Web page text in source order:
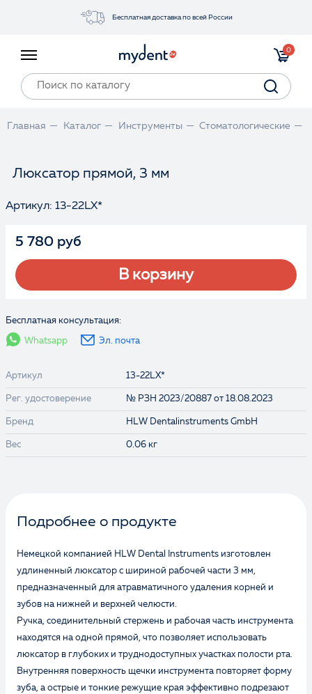
Бесплатная доставка по всей России
Прайс-лист
0
Главная Каталог Инструменты Стоматологические
Люксатор прямой, 3 мм
Артикул: 13-22LX*
5 780 руб
В корзину
Бесплатная консультация:
Whatsapp Эл. почта
Артикул 13-22LX*
Рег. удостоверение № РЗН 2023/20887 от 18.08.2023
Бренд HLW Dentalinstruments GmbH
Вес 0.06 кг
Подробнее о продукте
Немецкой компанией HLW Dental Instruments изготовлен
удлиненный люксатор с шириной рабочей части 3 мм,
предназначенный для атравматичного удаления корней и
зубов на нижней и верхней челюсти.
Ручка, соединительный стержень и рабочая часть инструмента
находятся на одной прямой, что позволяет использовать
люксатор в глубоких и труднодоступных участках полости рта.
Внутренняя поверхность щечки инструмента повторяет форму
зуба, а острые и тонкие режущие края эффективно подрезают